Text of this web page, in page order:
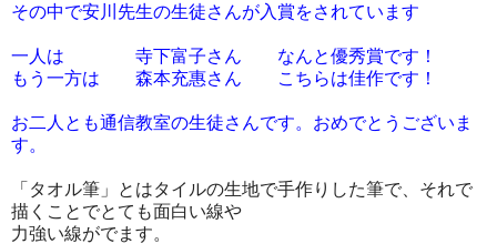
その中で安川先生の生徒さんが入賞をされています
一人は 寺下富子さん なんと優秀賞です！
もう一方は 森本充惠さん こちらは佳作です！
お二人とも通信教室の生徒さんです。おめでとうございま
す。
「タオル筆」とはタイルの生地で手作りした筆で、それで
描くことでとても面白い線や
力強い線がでます。